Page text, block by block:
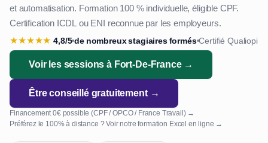
et automatisation. Formation 100 % individuelle, éligible CPF.
Certification ICDL ou ENI reconnue par les employeurs.
★★★★★ 4,8/5•de nombreux stagiaires formés•Certifié Qualiopi
Voir les sessions à Fort-De-France →
Être conseillé gratuitement →
Financement 0€ possible (CPF / OPCO / France Travail) →
Préférez le 100% à distance ? Voir notre formation Excel en ligne →